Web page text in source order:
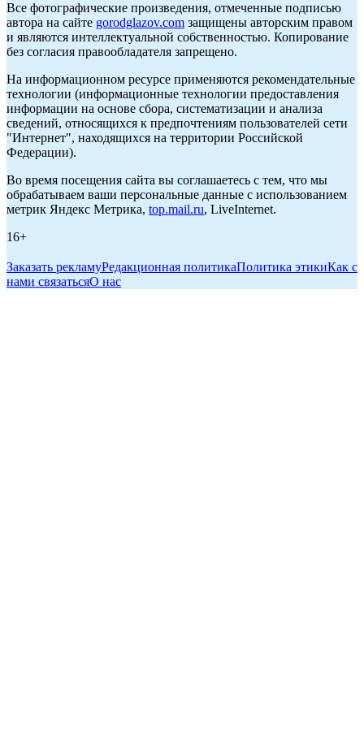
Все фотографические произведения, отмеченные подписью
автора на сайте gorodglazov.com защищены авторским правом
и являются интеллектуальной собственностью. Копирование
без согласия правообладателя запрещено.
На информационном ресурсе применяются рекомендательные
технологии (информационные технологии предоставления
информации на основе сбора, систематизации и анализа
сведений, относящихся к предпочтениям пользователей сети
"Интернет", находящихся на территории Российской
Федерации).
Во время посещения сайта вы соглашаетесь с тем, что мы
обрабатываем ваши персональные данные с использованием
метрик Яндекс Метрика, top.mail.ru, LiveInternet.
16+
Заказать рекламуРедакционная политикаПолитика этикиКак с
нами связатьсяО нас